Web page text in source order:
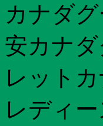
カナダ
安カナ
レット
レディ